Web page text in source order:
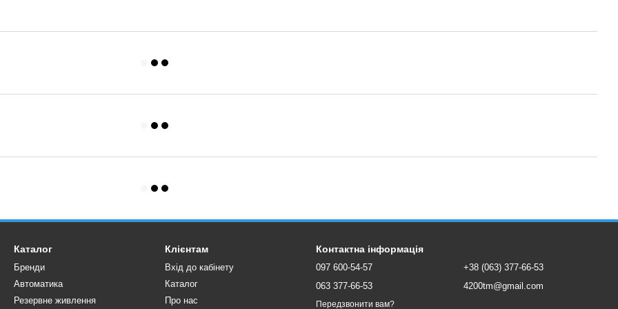
Каталог
Бренди
Автоматика
Резервне живлення
Клієнтам
Вхід до кабінету
Каталог
Про нас
Контактна інформація
097 600-54-57
063 377-66-53
Передзвонити вам?
+38 (063) 377-66-53
4200tm@gmail.com